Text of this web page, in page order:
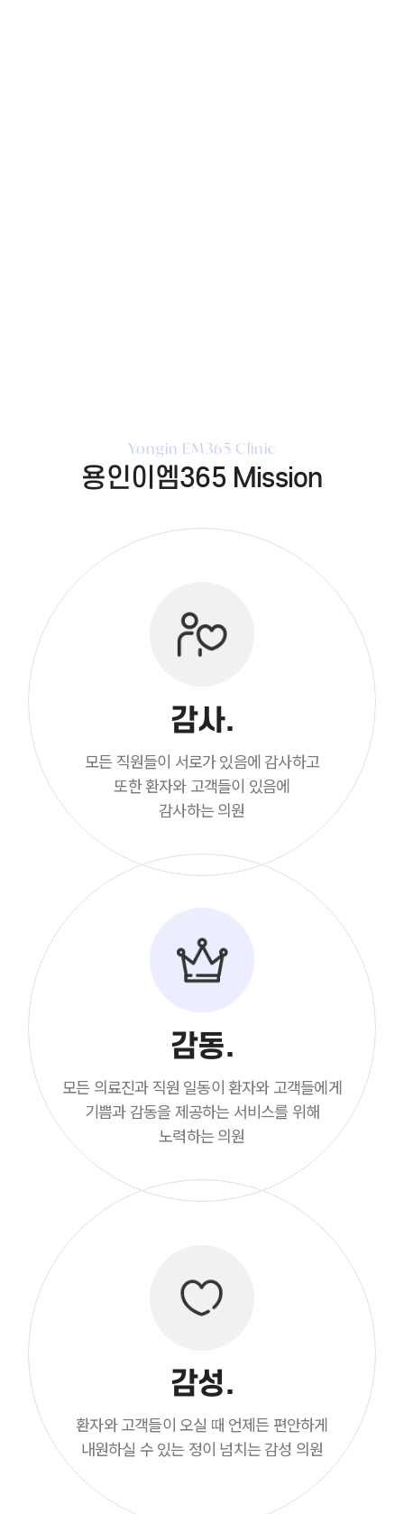
Yongin EM365 Clinic
용인이엠365 Mission
감사.
모든 직원들이 서로가 있음에 감사하고
또한 환자와 고객들이 있음에
감사하는 의원
감동.
모든 의료진과 직원 일동이 환자와 고객들에게
기쁨과 감동을 제공하는 서비스를 위해
노력하는 의원
감성.
환자와 고객들이 오실 때 언제든 편안하게
내원하실 수 있는 정이 넘치는 감성 의원